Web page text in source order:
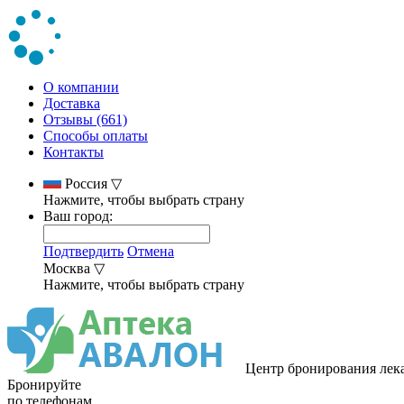
О компании
Доставка
Отзывы (661)
Способы оплаты
Контакты
Россия ▽
Нажмите, чтобы выбрать страну
Ваш город:
Подтвердить Отмена
Москва ▽
Нажмите, чтобы выбрать страну
Центр бронирования
Бронируйте
по телефонам